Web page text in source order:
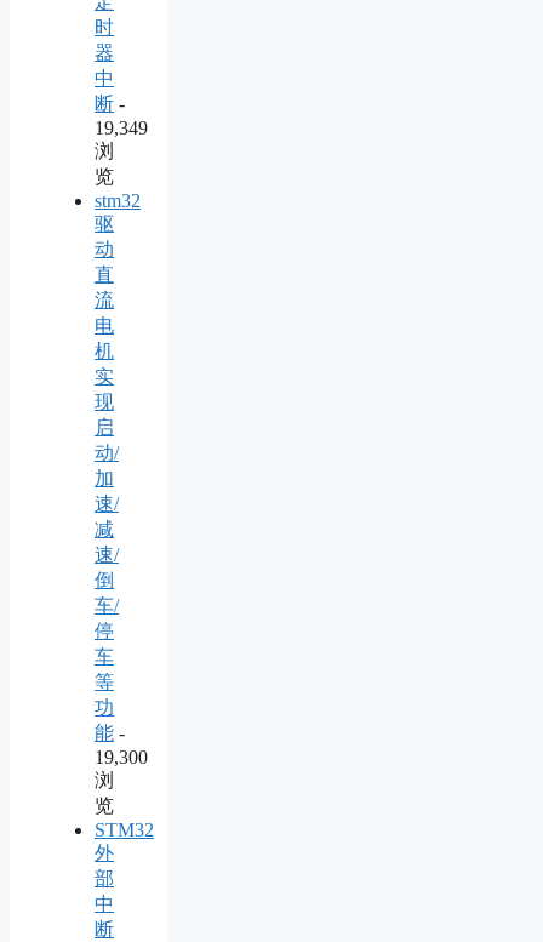
时
器
中
断 -
19,349
浏
览
stm32
驱
动
直
流
电
机
实
现
启
动/
加
速/
减
速/
倒
车/
停
车
等
功
能 -
19,300
浏
览
STM32
外
部
中
断